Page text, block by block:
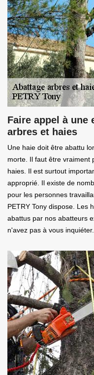
Faire appel à une
arbres et haies
Une haie doit être abattu
morte. Il faut être vraiment
haies. Il est surtout
approprié. Il existe de
pour les personnes
PETRY Tony dispose. Les
abattus par nos abatteurs
n'avez pas à vous inquiéter.